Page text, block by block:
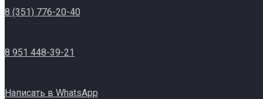
8 (351) 776-20-40
8 951 448-39-21
Написать в WhatsApp